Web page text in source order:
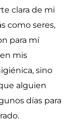
clara de mi
como seres,
para mí
mis
sino
alguien
días para